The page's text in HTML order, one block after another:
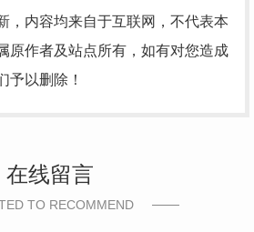
，内容均来自于互联网，不代表本
原作者及站点所有，如有对您造成
予以删除！
在线留言
TO RECOMMEND